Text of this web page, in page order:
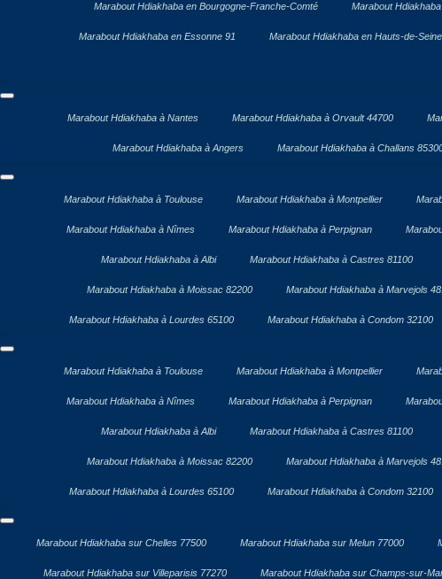
Marabout Hdiakhaba en Bourgogne-Franche-Comté Marabout
Marabout Hdiakhaba en Essonne 91 Marabout Hdiakhaba en Hauts-de-
Marabout Hdiakhaba à Nantes Marabout Hdiakhaba à Orvault 44700
Marabout Hdiakhaba à Angers Marabout Hdiakhaba à Challans
Marabout Hdiakhaba à Toulouse Marabout Hdiakhaba à Montpellier
Marabout Hdiakhaba à Nîmes Marabout Hdiakhaba à Perpignan
Marabout Hdiakhaba à Albi Marabout Hdiakhaba à Castres 81100
Marabout Hdiakhaba à Moissac 82200 Marabout Hdiakhaba à Marvejols
Marabout Hdiakhaba à Lourdes 65100 Marabout Hdiakhaba à Condom 32100
Marabout Hdiakhaba à Toulouse Marabout Hdiakhaba à Montpellier
Marabout Hdiakhaba à Nîmes Marabout Hdiakhaba à Perpignan
Marabout Hdiakhaba à Albi Marabout Hdiakhaba à Castres 81100
Marabout Hdiakhaba à Moissac 82200 Marabout Hdiakhaba à Marvejols
Marabout Hdiakhaba à Lourdes 65100 Marabout Hdiakhaba à Condom 32100
Marabout Hdiakhaba sur Chelles 77500 Marabout Hdiakhaba sur Melun 77000
Marabout Hdiakhaba sur Villeparisis 77270 Marabout Hdiakhaba sur Champs-sur-